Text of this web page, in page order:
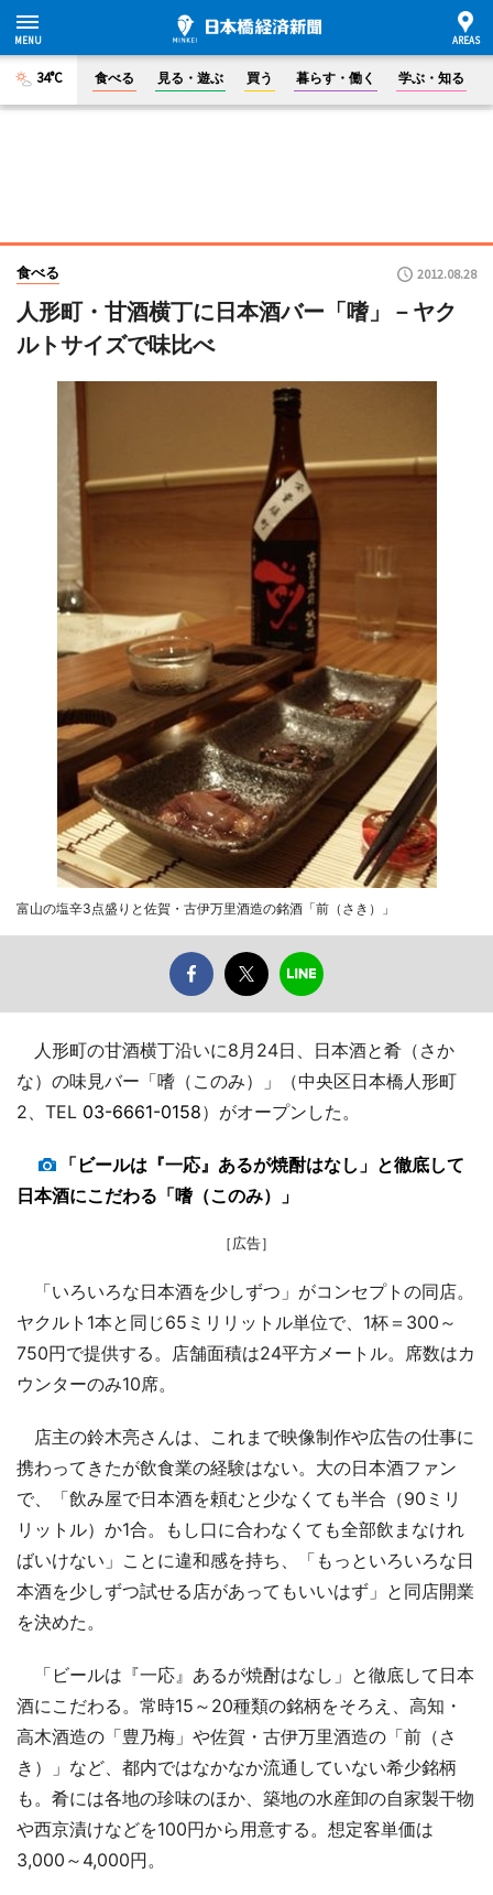
34°C 食べる 見る・遊ぶ 買う 暮らす・働く 学ぶ・知る
食べる 2012.08.28
人形町・甘酒横丁に日本酒バー「嗜」－ヤク
ルトサイズで味比べ
富山の塩辛3点盛りと佐賀・古伊万里酒造の銘酒「前（さき）」
人形町の甘酒横丁沿いに8月24日、日本酒と肴（さか
な）の味見バー「嗜（このみ）」（中央区日本橋人形町
2、TEL 03-6661-0158）がオープンした。
「ビールは『一応』あるが焼酎はなし」と徹底して
日本酒にこだわる「嗜（このみ）」
［広告］
「いろいろな日本酒を少しずつ」がコンセプトの同店。
ヤクルト1本と同じ65ミリリットル単位で、1杯＝300～
750円で提供する。店舗面積は24平方メートル。席数はカ
ウンターのみ10席。
店主の鈴木亮さんは、これまで映像制作や広告の仕事に
携わってきたが飲食業の経験はない。大の日本酒ファン
で、「飲み屋で日本酒を頼むと少なくても半合（90ミリ
リットル）か1合。もし口に合わなくても全部飲まなけれ
ばいけない」ことに違和感を持ち、「もっといろいろな日
本酒を少しずつ試せる店があってもいいはず」と同店開業
を決めた。
「ビールは『一応』あるが焼酎はなし」と徹底して日本
酒にこだわる。常時15～20種類の銘柄をそろえ、高知・
高木酒造の「豊乃梅」や佐賀・古伊万里酒造の「前（さ
き）」など、都内ではなかなか流通していない希少銘柄
も。肴には各地の珍味のほか、築地の水産卸の自家製干物
や西京漬けなどを100円から用意する。想定客単価は
3,000～4,000円。